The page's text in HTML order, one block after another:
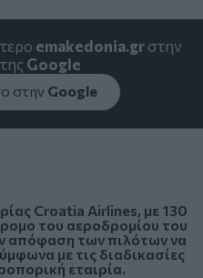
emakedonia.grστην
Google
στην Google
Croatia Airlines, με 130
του αεροδρομίου του
απόφαση των πιλότων να
με τις διαδικασίες
εταιρία.